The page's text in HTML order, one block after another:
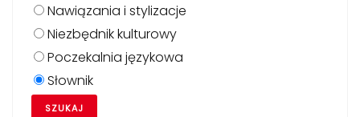
Nawiązania i stylizacje
Niezbędnik kulturowy
Poczekalnia językowa
Słownik